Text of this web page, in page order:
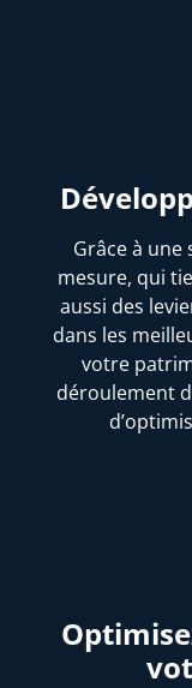
Grâce à une
mesure, qui
aussi des
dans les
votre
déroulement